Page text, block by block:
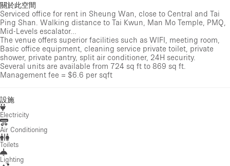
關於此空間
Serviced office for rent in Sheung Wan, close to Central and Tai
Ping Shan. Walking distance to Tai Kwun, Man Mo Temple, PMQ,
Mid-Levels escalator...
The venue offers superior facilities such as WIFI, meeting room,
Basic office equipment, cleaning service private toilet, private
shower, private pantry, split air conditioner, 24H security.
Several units are available from 724 sq ft to 869 sq ft.
Management fee = $6.6 per sqft
設施
Electricity
Air Conditioning
Toilets
Lighting